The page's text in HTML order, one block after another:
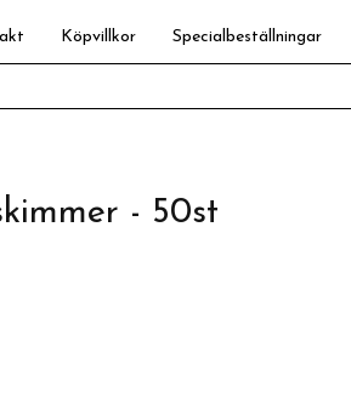
Köpvillkor Specialbeställningar
- 50st